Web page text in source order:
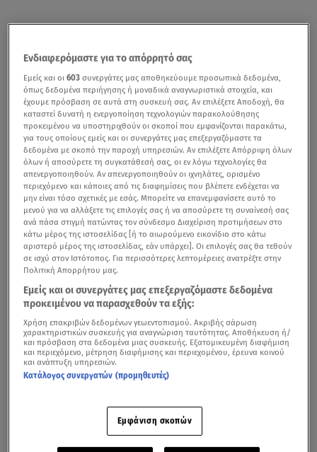
Ενδιαφερόμαστε για το απόρρητό σας
Εμείς και οι603 συνεργάτες μας αποθηκεύουμε προσωπικά δεδομένα,
όπως δεδομένα περιήγησης ή μοναδικά αναγνωριστικά στοιχεία, και
έχουμε πρόσβαση σε αυτά στη συσκευή σας. Αν επιλέξετε Αποδοχή, θα
καταστεί δυνατή η ενεργοποίηση τεχνολογιών παρακολούθησης
προκειμένου να υποστηριχθούν οι σκοποί που εμφανίζονται παρακάτω,
για τους οποίους εμείς και οι συνεργάτες μας επεξεργαζόμαστε τα
δεδομένα με σκοπό την παροχή υπηρεσιών. Αν επιλέξετε Απόρριψη όλων
όλων ή αποσύρετε τη συγκατάθεσή σας, οι εν λόγω τεχνολογίες θα
απενεργοποιηθούν. Αν απενεργοποιηθούν οι ιχνηλάτες, ορισμένο
περιεχόμενο και κάποιες από τις διαφημίσεις που βλέπετε ενδέχεται να
μην είναι τόσο σχετικές με εσάς. Μπορείτε να επανεμφανίσετε αυτό το
μενού για να αλλάξετε τις επιλογές σας ή να αποσύρετε τη συναίνεσή σας
ανά πάσα στιγμή πατώντας τον σύνδεσμο Διαχείριση προτιμήσεων στο
κάτω μέρος της ιστοσελίδας [ή το αιωρούμενο εικονίδιο στο κάτω
αριστερό μέρος της ιστοσελίδας, εάν υπάρχει]. Οι επιλογές σας θα τεθούν
σε ισχύ στον Ιστότοπος. Για περισσότερες λεπτομέρειες ανατρέξτε στην
Πολιτική Απορρήτου μας.
Εμείς και οι συνεργάτες μας επεξεργαζόμαστε δεδομένα
προκειμένου να παρασχεθούν τα εξής:
Χρήση επακριβών δεδομένων γεωεντοπισμού. Ακριβής σάρωση
χαρακτηριστικών συσκευής για αναγνώριση ταυτότητας. Αποθήκευση ή/
και πρόσβαση στα δεδομένα μιας συσκευής. Εξατομικευμένη διαφήμιση
και περιεχόμενο, μέτρηση διαφήμισης και περιεχομένου, έρευνα κοινού
και ανάπτυξη υπηρεσιών.
Κατάλογος συνεργατών (προμηθευτές)
Εμφάνιση σκοπών